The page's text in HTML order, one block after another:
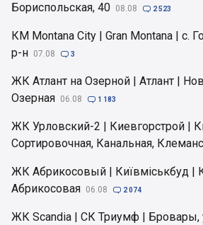
Бориспольская, 40 08.08  2 523
КМ Montana City | Gran Montana | с.
р-н 07.08  3
ЖК Атлант на Озерной | Атлант |
Озерная 06.08  1 183
ЖК Урловский-2 | Киевгорстрой |
Сортировочная, Канальная,
ЖК Абрикосовый | Київміськбуд |
Абрикосовая 06.08  2 074
ЖК Scandia | СК Триумф | Бровары,